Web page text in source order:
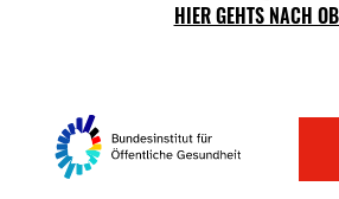
HIER GEHTS NACH